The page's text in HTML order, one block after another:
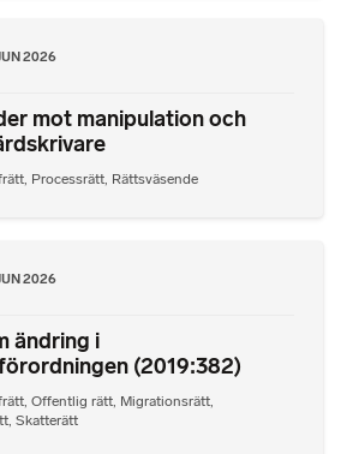
2026
mot manipulation och
, Processrätt, Rättsväsende
2026
ändring i
(2019:382)
, Offentlig rätt, Migrationsrätt,
, Skatterätt